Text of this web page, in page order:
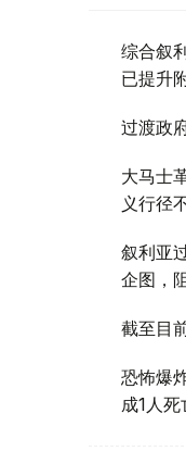
综合叙
已提升
过渡政
大马士
义行径
叙利亚
企图，
截至目
恐怖爆
成1人死